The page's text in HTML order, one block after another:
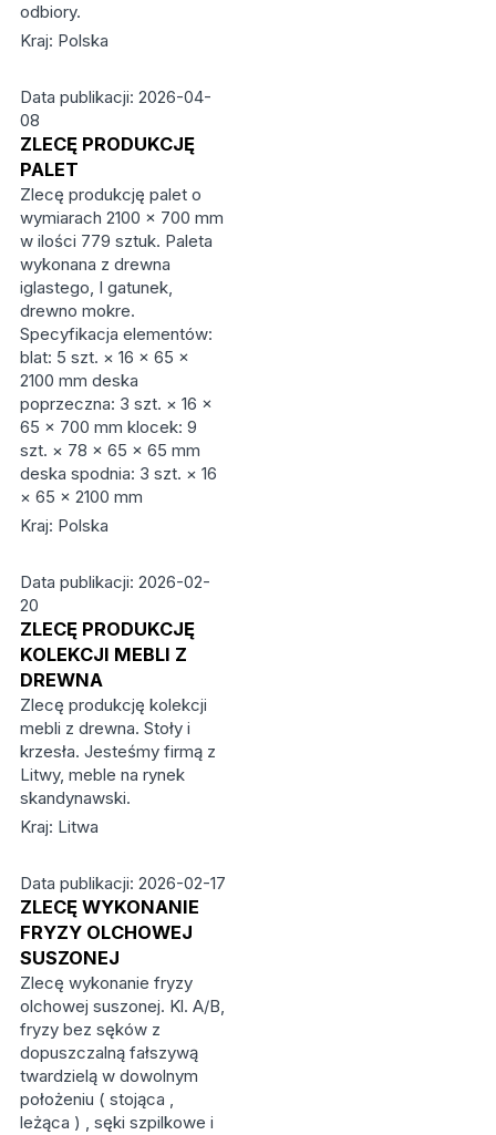
odbiory.
Kraj: Polska
Data publikacji: 2026-04-
08
ZLECĘ PRODUKCJĘ
PALET
Zlecę produkcję palet o
wymiarach 2100 × 700 mm
w ilości 779 sztuk. Paleta
wykonana z drewna
iglastego, I gatunek,
drewno mokre.
Specyfikacja elementów:
blat: 5 szt. × 16 × 65 ×
2100 mm deska
poprzeczna: 3 szt. × 16 ×
65 × 700 mm klocek: 9
szt. × 78 × 65 × 65 mm
deska spodnia: 3 szt. × 16
× 65 × 2100 mm
Kraj: Polska
Data publikacji: 2026-02-
20
ZLECĘ PRODUKCJĘ
KOLEKCJI MEBLI Z
DREWNA
Zlecę produkcję kolekcji
mebli z drewna. Stoły i
krzesła. Jesteśmy firmą z
Litwy, meble na rynek
skandynawski.
Kraj: Litwa
Data publikacji: 2026-02-17
ZLECĘ WYKONANIE
FRYZY OLCHOWEJ
SUSZONEJ
Zlecę wykonanie fryzy
olchowej suszonej. Kl. A/B,
fryzy bez sęków z
dopuszczalną fałszywą
twardzielą w dowolnym
położeniu ( stojąca ,
leżąca ) , sęki szpilkowe i